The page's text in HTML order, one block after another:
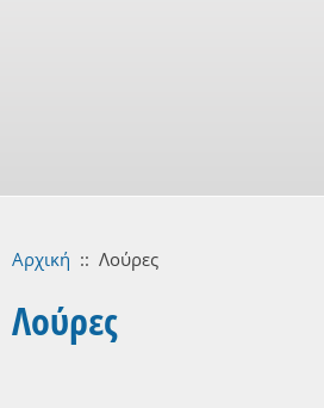
Αρχική :: Λούρες
Λούρες